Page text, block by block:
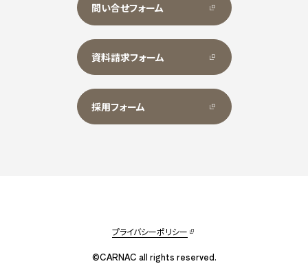
問い合せフォーム
資料請求フォーム
採用フォーム
プライバシーポリシー
©CARNAC all rights reserved.